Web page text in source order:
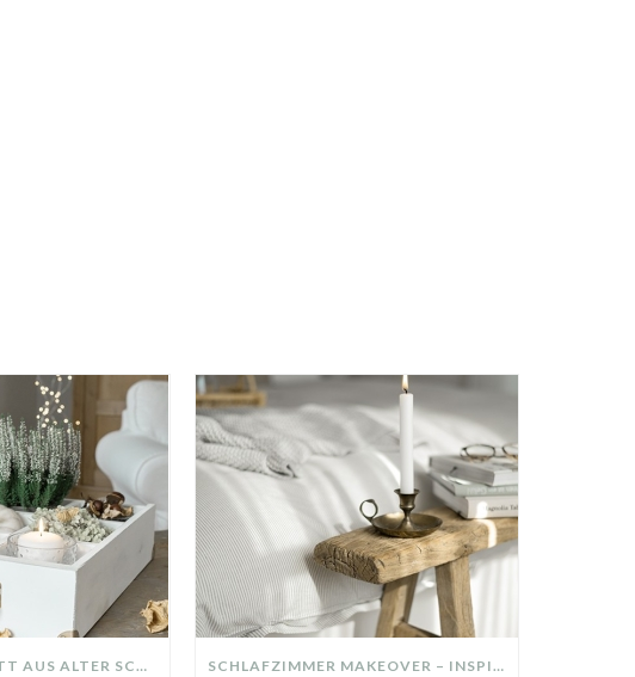
DIY-DEKO-TABLETT AUS ALTER SCHUBLADE – NACHHALTIGE HERBSTDEKO SELBER MACHEN! SCHLAFZIMMER MAKEOVER – INSPIRATION FÜR DEIN SCHLAFZIMMER: AUS ALT MACH NEU – HELL, GEMÜTLICH UND EINLADEND